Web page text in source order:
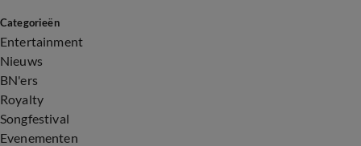
Categorieën
Entertainment
Nieuws
BN'ers
Royalty
Songfestival
Evenementen